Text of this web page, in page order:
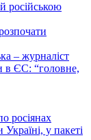
російською
– журналіст
в ЄС: “головне,
росіянах
у пакеті